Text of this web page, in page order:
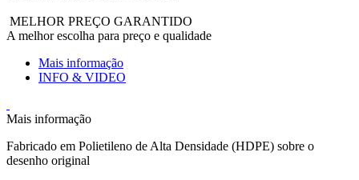
MELHOR PREÇO GARANTIDO
A melhor escolha para preço e qualidade
Mais informação
INFO & VIDEO
Mais informação
Fabricado em Polietileno de Alta Densidade (HDPE) sobre o
desenho original